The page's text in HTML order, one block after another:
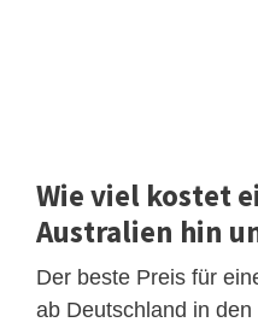
Wie viel kostet
Australien hin
Der beste Preis für
ab Deutschland in